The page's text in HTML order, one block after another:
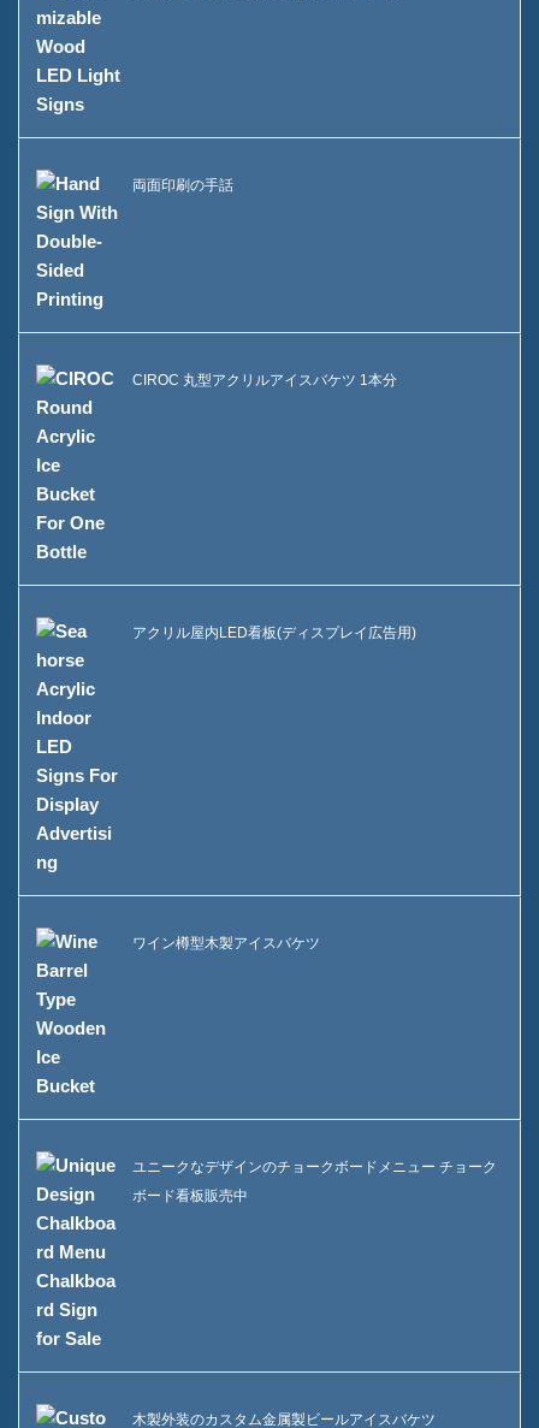
両面印刷の手話
CIROC 丸型アクリルアイスバケツ 1本分
アクリル屋内LED看板(ディスプレイ広告用)
ワイン樽型木製アイスバケツ
ユニークなデザインのチョークボードメニュー チョーク
ボード看板販売中
木製外装のカスタム金属製ビールアイスバケツ